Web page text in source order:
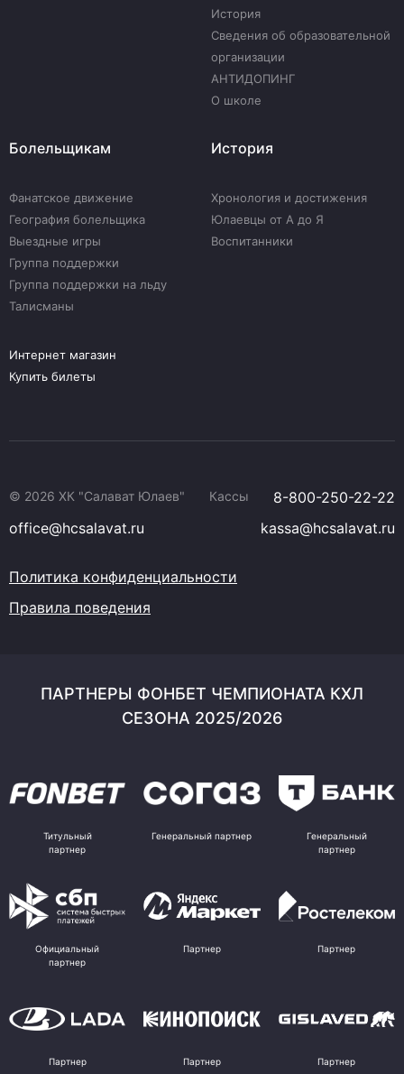
История
Сведения об образовательной
организации
АНТИДОПИНГ
О школе
Болельщикам
Фанатское движение
География болельщика
Выездные игры
Группа поддержки
Группа поддержки на льду
Талисманы
История
Хронология и достижения
Юлаевцы от А до Я
Воспитанники
Интернет магазин
Купить билеты
© 2026 ХК "Салават Юлаев" Кассы
8-800-250-22-22
office@hcsalavat.ru
kassa@hcsalavat.ru
Политика конфиденциальности
Правила поведения
ПАРТНЕРЫ ФОНБЕТ ЧЕМПИОНАТА КХЛ
СЕЗОНА 2025/2026
Титульный
партнер
Генеральный партнер
Генеральный
партнер
Официальный
партнер
Партнер Партнер
Партнер Партнер Партнер